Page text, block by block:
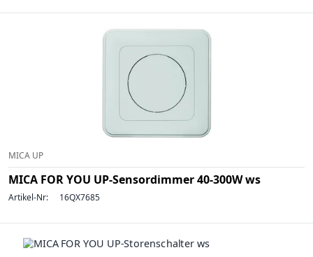
MICA UP
MICA FOR YOU UP-Sensordimmer 40-300W ws
Artikel-Nr: 16QX7685